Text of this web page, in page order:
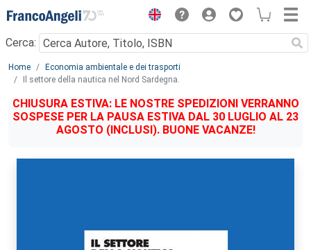
Menu
Cerca:
Main content
Home
Economia ambientale e dei trasporti
Il settore della nautica nel Nord Sardegna.
CHIUSURA ESTIVA: LE NOSTRE SPEDIZIONI VERRANNO
SOSPESE PER LA PAUSA ESTIVA DAL 30 LUGLIO AL 23
AGOSTO (INCLUSI). BUONE VACANZE!